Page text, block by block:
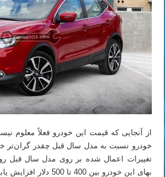
از آنجایی که قیمت این خودرو فعلاً معلوم
خودرو نسبت به مدل سال قبل چقدر گران‌تر
تغییرات اعمال شده بر روی مدل سال قبل
بهای این خودرو بین 400 تا 500 دلار افزایش یابد.